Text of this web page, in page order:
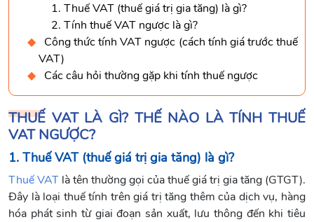
1. Thuế VAT (thuế giá trị gia tăng) là gì?
2. Tính thuế VAT ngược là gì?
Công thức tính VAT ngược (cách tính giá trước thuế
VAT)
Các câu hỏi thường gặp khi tính thuế ngược
THUẾ VAT LÀ GÌ? THẾ NÀO LÀ TÍNH THUẾ
VAT NGƯỢC?
1. Thuế VAT (thuế giá trị gia tăng) là gì?
Thuế VAT là tên thường gọi của thuế giá trị gia tăng (GTGT).
Đây là loại thuế tính trên giá trị tăng thêm của dịch vụ, hàng
hóa phát sinh từ giai đoạn sản xuất, lưu thông đến khi tiêu